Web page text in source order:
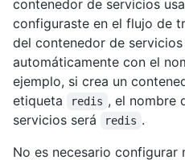
contenedor de servicios
configuraste en el flujo de
del contenedor de
automáticamente con el
ejemplo, si crea un
etiqueta
redis , el nombre
servicios será
redis .
No es necesario configurar